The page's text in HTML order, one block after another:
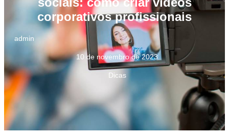
corporativos profissionais
admin
10 de novembro de 2023
Dicas